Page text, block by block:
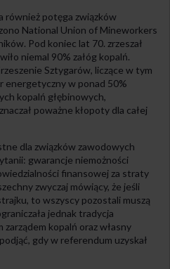
również potęga związków
National Union of Mineworkers
Pod koniec lat 70. zrzeszał
niemal 90% załóg kopalń.
Sztygarów, liczące w tym
energetyczny w ponad 50%
kopalń głębinowych,
poważne kłopoty dla całej
dla związków zawodowych
gwarancje niemożności
finansowej za straty
zwyczaj mówiący, że jeśli
to wszyscy pozostali muszą
jednak tradycja
zarządem kopalń oraz własny
gdy w referendum uzyskał